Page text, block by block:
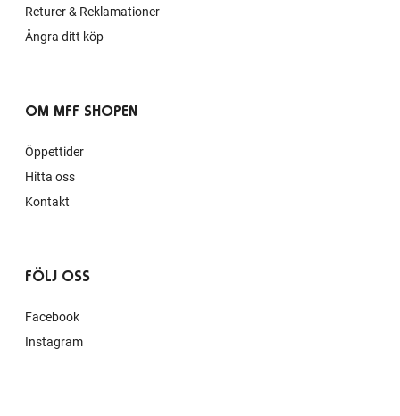
Returer & Reklamationer
Ångra ditt köp
OM MFF SHOPEN
Öppettider
Hitta oss
Kontakt
FÖLJ OSS
Facebook
Instagram